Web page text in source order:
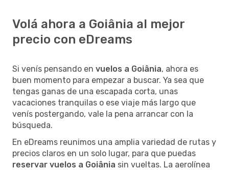
Volá ahora a Goiânia al mejor
precio con eDreams
Si venís pensando en vuelos a Goiânia, ahora es
buen momento para empezar a buscar. Ya sea que
tengas ganas de una escapada corta, unas
vacaciones tranquilas o ese viaje más largo que
venís postergando, vale la pena arrancar con la
búsqueda.
En eDreams reunimos una amplia variedad de rutas y
precios claros en un solo lugar, para que puedas
reservar vuelos a Goiânia sin vueltas. La aerolínea